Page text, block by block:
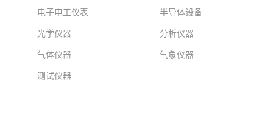
电子电工仪表 半导体设备
光学仪器 分析仪器
气体仪器 气象仪器
测试仪器